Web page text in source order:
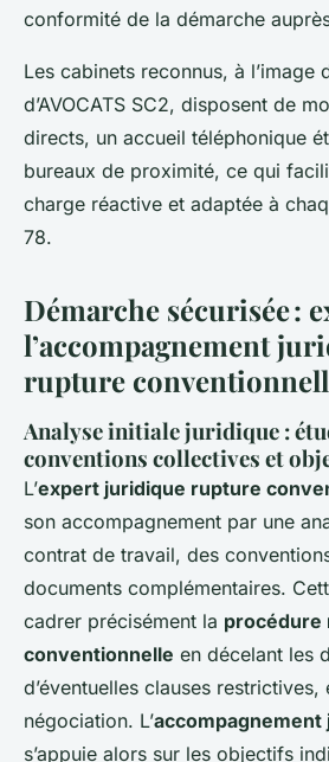
conformité de la démarche
Les cabinets reconnus, à l’image
d’AVOCATS SC2, disposent de
directs, un accueil téléphonique
bureaux de proximité, ce qui
charge réactive et adaptée à
78.
Démarche sécurisée :
l’accompagnement
rupture
Analyse initiale juridique :
conventions collectives et
L’expert juridique rupture
son accompagnement par une
contrat de travail, des
documents complémentaires.
cadrer précisément la procédure
conventionnelle en décelant les
d’éventuelles clauses
négociation. L’accompagnement
s’appuie alors sur les objectifs